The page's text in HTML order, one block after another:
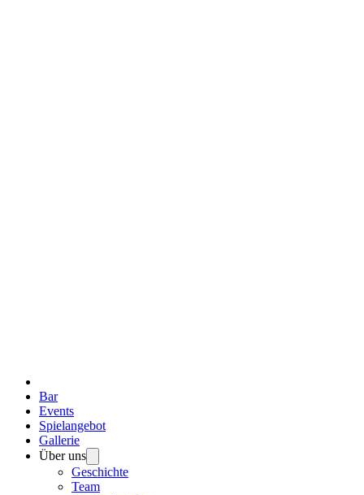
Bar
Events
Spielangebot
Gallerie
Über uns
Geschichte
Team